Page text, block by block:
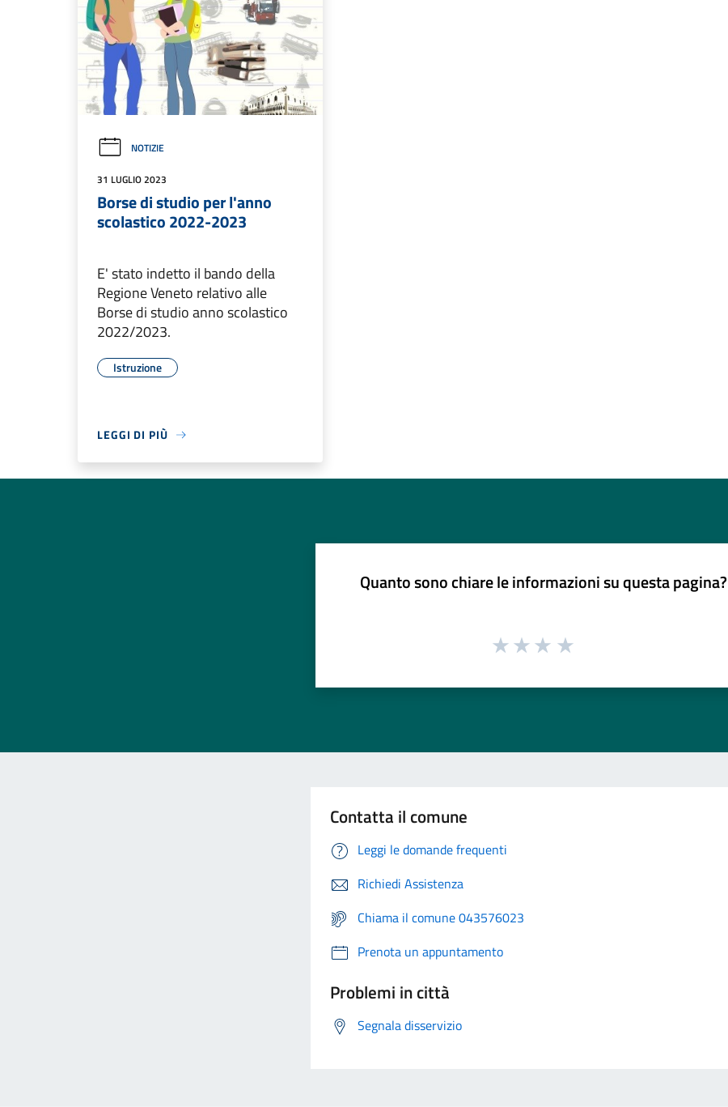
NOTIZIE
31 LUGLIO 2023
Borse di studio per l'anno
scolastico 2022-2023
E' stato indetto il bando della
Regione Veneto relativo alle
Borse di studio anno scolastico
2022/2023.
Istruzione
LEGGI DI PIÙ
Quanto sono chiare le informazioni su questa pagina?
Contatta il comune
Leggi le domande frequenti
Richiedi Assistenza
Chiama il comune 043576023
Prenota un appuntamento
Problemi in città
Segnala disservizio